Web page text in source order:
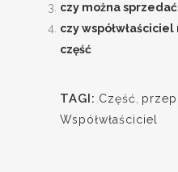
czy można
czy
część
TAGI: Część
Współwłaściciel